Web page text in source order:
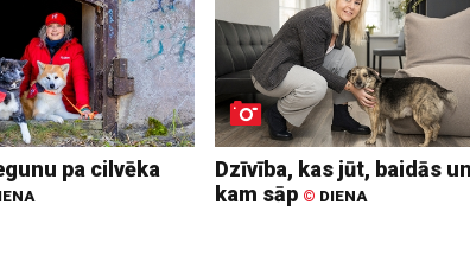
pa cilvēka
Dzīvība, kas jūt, baidās
kam sāp © DIENA